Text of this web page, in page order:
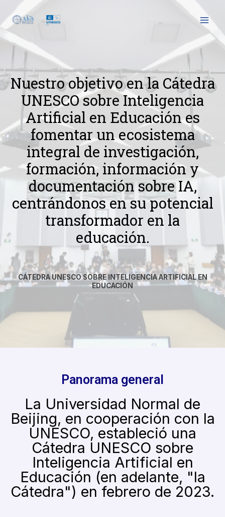
contenido
Nuestro objetivo en la Cátedra
UNESCO sobre Inteligencia
Artificial en Educación es
fomentar un ecosistema
integral de investigación,
formación, información y
documentación sobre IA,
centrándonos en su potencial
transformador en la
educación.
CÁTEDRA UNESCO SOBRE INTELIGENCIA ARTIFICIAL EN
EDUCACIÓN
Panorama general
La Universidad Normal de
Beijing, en cooperación con la
UNESCO, estableció una
Cátedra UNESCO sobre
Inteligencia Artificial en
Educación (en adelante, "la
Cátedra") en febrero de 2023.​